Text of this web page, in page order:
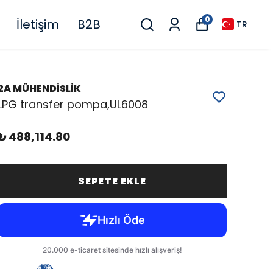
İletişim B2B 0 TR
MÜHENDİSLİK
transfer pompa,UL6008
488,114.80
SEPETE EKLE